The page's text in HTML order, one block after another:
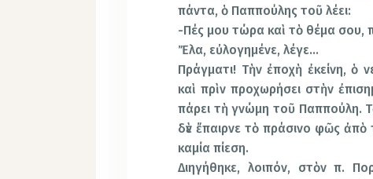
πάντα, ὁ Παππούλης τοῦ λέει:
-Πές μου τώρα καὶ τὸ θέμα σου,
Ἔλα, εὐλογημένε, λέγε…
Πράγματι! Τὴν ἐποχὴ ἐκείνη, ὁ
καὶ πρὶν προχωρήσει στὴν
πάρει τὴ γνώμη τοῦ Παππούλη.
δὲν ἔπαιρνε τὸ πράσινο φῶς
καμία πίεση.
Διηγήθηκε, λοιπόν, στὸν π.